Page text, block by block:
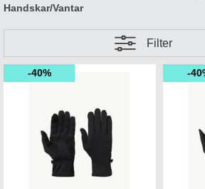
Handskar/Vantar
Filter
40%